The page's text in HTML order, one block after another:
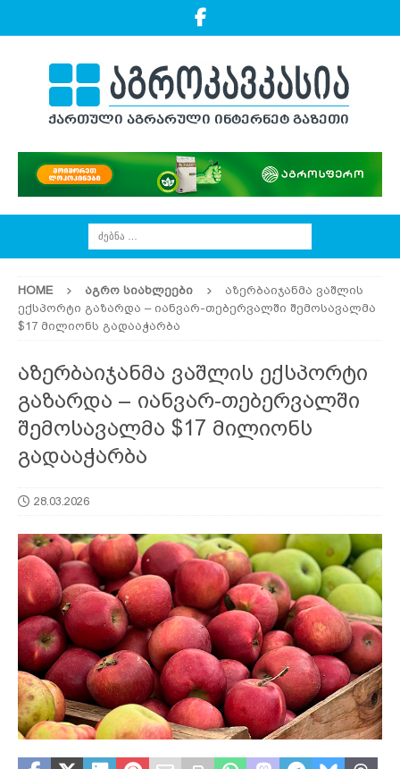
HOME ᲐᲒᲠᲝ ᲡᲘᲐᲮᲚᲔᲔᲑᲘ
აზერბაიჯანმა ვაშლის
ექსპორტი გაზარდა – იანვარ-თებერვალში შემოსავალმა
$17 მილიონს გადააჭარბა
აზერბაიჯანმა ვაშლის ექსპორტი
გაზარდა – იანვარ-თებერვალში
შემოსავალმა $17 მილიონს
გადააჭარბა
28.03.2026